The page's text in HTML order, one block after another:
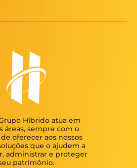
Híbrido atua em
áreas, sempre com o
oferecer aos nossos
que o ajudem a
administrar e proteger
patrimônio.